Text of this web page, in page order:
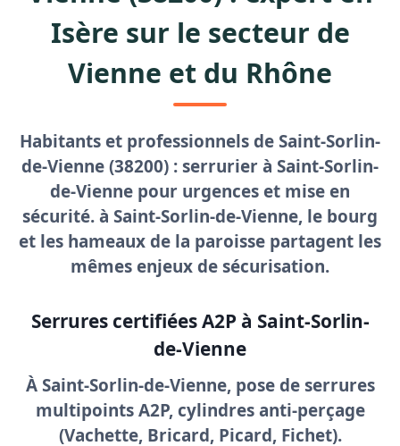
Isère sur le secteur de
Vienne et du Rhône
Habitants et professionnels de Saint-Sorlin-
de-Vienne (38200) : serrurier à Saint-Sorlin-
de-Vienne pour urgences et mise en
sécurité. à Saint-Sorlin-de-Vienne, le bourg
et les hameaux de la paroisse partagent les
mêmes enjeux de sécurisation.
Serrures certifiées A2P à Saint-Sorlin-
de-Vienne
À Saint-Sorlin-de-Vienne, pose de serrures
multipoints A2P, cylindres anti-perçage
(Vachette, Bricard, Picard, Fichet).